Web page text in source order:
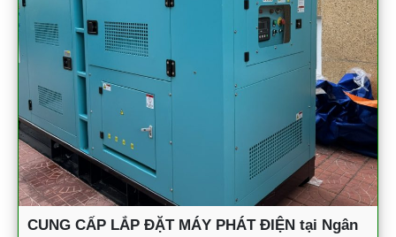
CUNG CẤP LẮP ĐẶT MÁY PHÁT ĐIỆN tại Ngân